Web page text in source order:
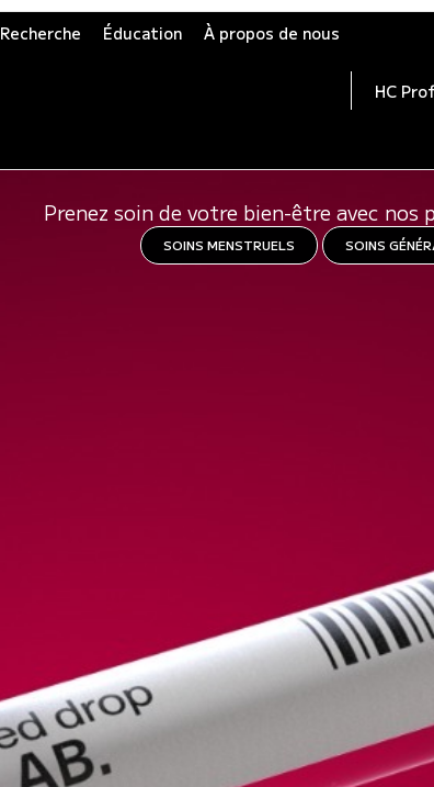
Recherche Éducation À propos de nous
HC
Prenez soin de votre bien-être avec
SOINS MENSTRUELS SOINS